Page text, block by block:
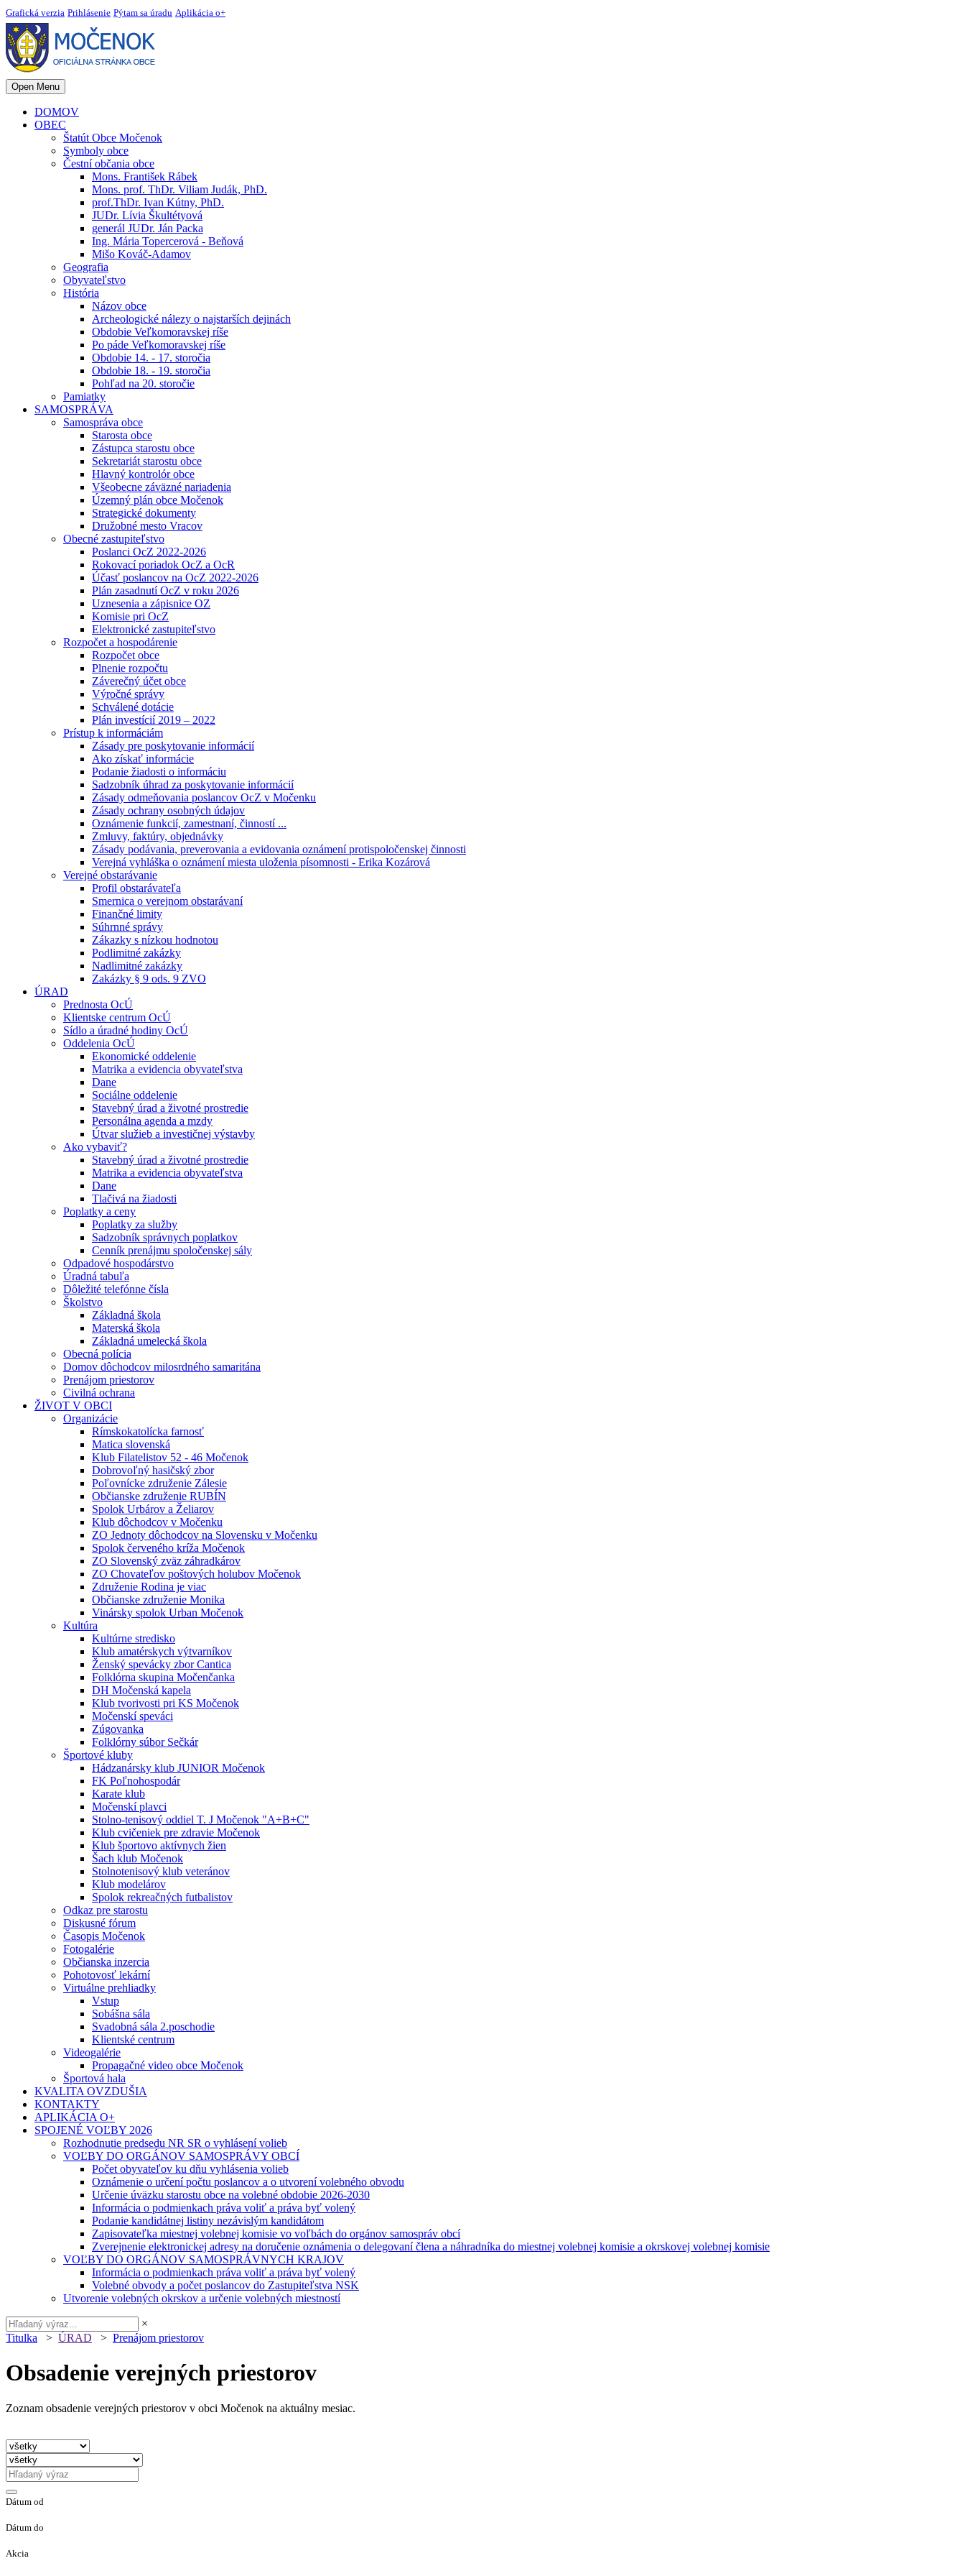
Grafická verzia Prihlásenie Pýtam sa úradu Aplikácia o+
Open Menu
DOMOV
OBEC
Štatút Obce Močenok
Symboly obce
Čestní občania obce
Mons. František Rábek
Mons. prof. ThDr. Viliam Judák, PhD.
prof.ThDr. Ivan Kútny, PhD.
JUDr. Lívia Škultétyová
generál JUDr. Ján Packa
Ing. Mária Topercerová - Beňová
Mišo Kováč-Adamov
Geografia
Obyvateľstvo
História
Názov obce
Archeologické nálezy o najstarších dejinách
Obdobie Veľkomoravskej ríše
Po páde Veľkomoravskej ríše
Obdobie 14. - 17. storočia
Obdobie 18. - 19. storočia
Pohľad na 20. storočie
Pamiatky
SAMOSPRÁVA
Samospráva obce
Starosta obce
Zástupca starostu obce
Sekretariát starostu obce
Hlavný kontrolór obce
Všeobecne záväzné nariadenia
Územný plán obce Močenok
Strategické dokumenty
Družobné mesto Vracov
Obecné zastupiteľstvo
Poslanci OcZ 2022-2026
Rokovací poriadok OcZ a OcR
Účasť poslancov na OcZ 2022-2026
Plán zasadnutí OcZ v roku 2026
Uznesenia a zápisnice OZ
Komisie pri OcZ
Elektronické zastupiteľstvo
Rozpočet a hospodárenie
Rozpočet obce
Plnenie rozpočtu
Záverečný účet obce
Výročné správy
Schválené dotácie
Plán investícií 2019 – 2022
Prístup k informáciám
Zásady pre poskytovanie informácií
Ako získať informácie
Podanie žiadosti o informáciu
Sadzobník úhrad za poskytovanie informácií
Zásady odmeňovania poslancov OcZ v Močenku
Zásady ochrany osobných údajov
Oznámenie funkcií, zamestnaní, činností ...
Zmluvy, faktúry, objednávky
Zásady podávania, preverovania a evidovania oznámení protispoločenskej činnosti
Verejná vyhláška o oznámení miesta uloženia písomnosti - Erika Kozárová
Verejné obstarávanie
Profil obstarávateľa
Smernica o verejnom obstarávaní
Finančné limity
Súhrnné správy
Zákazky s nízkou hodnotou
Podlimitné zakázky
Nadlimitné zakázky
Zakázky § 9 ods. 9 ZVO
ÚRAD
Prednosta OcÚ
Klientske centrum OcÚ
Sídlo a úradné hodiny OcÚ
Oddelenia OcÚ
Ekonomické oddelenie
Matrika a evidencia obyvateľstva
Dane
Sociálne oddelenie
Stavebný úrad a životné prostredie
Personálna agenda a mzdy
Útvar služieb a investičnej výstavby
Ako vybaviť?
Stavebný úrad a životné prostredie
Matrika a evidencia obyvateľstva
Dane
Tlačivá na žiadosti
Poplatky a ceny
Poplatky za služby
Sadzobník správnych poplatkov
Cenník prenájmu spoločenskej sály
Odpadové hospodárstvo
Úradná tabuľa
Dôležité telefónne čísla
Školstvo
Základná škola
Materská škola
Základná umelecká škola
Obecná polícia
Domov dôchodcov milosrdného samaritána
Prenájom priestorov
Civilná ochrana
ŽIVOT V OBCI
Organizácie
Rímskokatolícka farnosť
Matica slovenská
Klub Filatelistov 52 - 46 Močenok
Dobrovoľný hasičský zbor
Poľovnícke združenie Zálesie
Občianske združenie RUBÍN
Spolok Urbárov a Želiarov
Klub dôchodcov v Močenku
ZO Jednoty dôchodcov na Slovensku v Močenku
Spolok červeného kríža Močenok
ZO Slovenský zväz záhradkárov
ZO Chovateľov poštových holubov Močenok
Združenie Rodina je viac
Občianske združenie Monika
Vinársky spolok Urban Močenok
Kultúra
Kultúrne stredisko
Klub amatérskych výtvarníkov
Ženský spevácky zbor Cantica
Folklórna skupina Močenčanka
DH Močenská kapela
Klub tvorivosti pri KS Močenok
Močenskí speváci
Zúgovanka
Folklórny súbor Sečkár
Športové kluby
Hádzanársky klub JUNIOR Močenok
FK Poľnohospodár
Karate klub
Močenskí plavci
Stolno-tenisový oddiel T. J Močenok "A+B+C"
Klub cvičeniek pre zdravie Močenok
Klub športovo aktívnych žien
Šach klub Močenok
Stolnotenisový klub veteránov
Klub modelárov
Spolok rekreačných futbalistov
Odkaz pre starostu
Diskusné fórum
Časopis Močenok
Fotogalérie
Občianska inzercia
Pohotovosť lekární
Virtuálne prehliadky
Vstup
Sobášna sála
Svadobná sála 2.poschodie
Klientské centrum
Videogalérie
Propagačné video obce Močenok
Športová hala
KVALITA OVZDUŠIA
KONTAKTY
APLIKÁCIA O+
SPOJENÉ VOĽBY 2026
Rozhodnutie predsedu NR SR o vyhlásení volieb
VOĽBY DO ORGÁNOV SAMOSPRÁVY OBCÍ
Počet obyvateľov ku dňu vyhlásenia volieb
Oznámenie o určení počtu poslancov a o utvorení volebného obvodu
Určenie úväzku starostu obce na volebné obdobie 2026-2030
Informácia o podmienkach práva voliť a práva byť volený
Podanie kandidátnej listiny nezávislým kandidátom
Zapisovateľka miestnej volebnej komisie vo voľbách do orgánov samospráv obcí
Zverejnenie elektronickej adresy na doručenie oznámenia o delegovaní člena a náhradníka do miestnej volebnej komisie a okrskovej volebnej komisie
VOĽBY DO ORGÁNOV SAMOSPRÁVNYCH KRAJOV
Informácia o podmienkach práva voliť a práva byť volený
Volebné obvody a počet poslancov do Zastupiteľstva NSK
Utvorenie volebných okrskov a určenie volebných miestností
×
Titulka > ÚRAD > Prenájom priestorov
Obsadenie verejných priestorov
Zoznam obsadenie verejných priestorov v obci Močenok na aktuálny mesiac.
Dátum od
Dátum do
Akcia